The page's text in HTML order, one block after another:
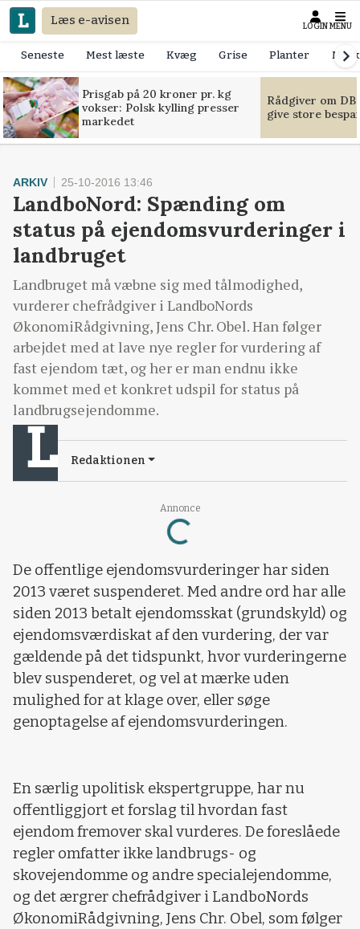
Læs e-avisen LOGIN MENU
Seneste Mest læste Kvæg Grise Planter
Prisgab på 20 kroner pr. kg
vokser: Polsk kylling presser
markedet
Rådgiver om
give store
Annonce
Loading...
ARKIV 25-10-2016 13:46
LandboNord: Spænding om
status på ejendomsvurderinger i
landbruget
Landbruget må væbne sig med tålmodighed,
vurderer chefrådgiver i LandboNords
ØkonomiRådgivning, Jens Chr. Obel. Han følger
arbejdet med at lave nye regler for vurdering af
fast ejendom tæt, og her er man endnu ikke
kommet med et konkret udspil for status på
landbrugsejendomme.
Redaktionen
De offentlige ejendomsvurderinger har siden
2013 været suspenderet. Med andre ord har alle
siden 2013 betalt ejendomsskat (grundskyld) og
ejendomsværdiskat af den vurdering, der var
gældende på det tidspunkt, hvor vurderingerne
blev suspenderet, og vel at mærke uden
mulighed for at klage over, eller søge
genoptagelse af ejendomsvurderingen.
En særlig upolitisk ekspertgruppe, har nu
offentliggjort et forslag til hvordan fast
ejendom fremover skal vurderes. De foreslåede
regler omfatter ikke landbrugs- og
skovejendomme og andre specialejendomme,
og det ærgrer chefrådgiver i LandboNords
ØkonomiRådgivning, Jens Chr. Obel, som følger